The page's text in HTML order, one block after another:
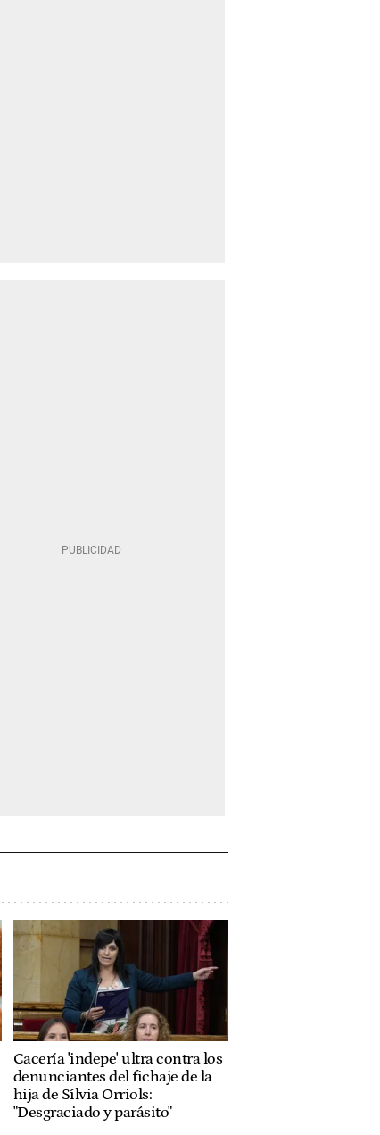
Cacería 'indepe' ultra contra los
denunciantes del fichaje de la
hija de Sílvia Orriols:
"Desgraciado y parásito"